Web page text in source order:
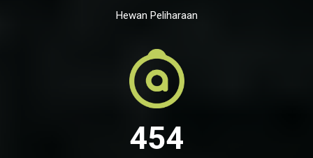
Hewan Peliharaan
454